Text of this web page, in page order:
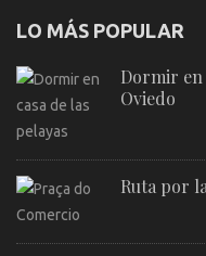
LO MÁS POPULAR
Dormir en
Oviedo
Ruta por